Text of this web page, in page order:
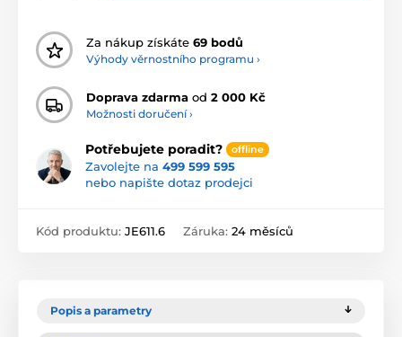
Za nákup získáte 69 bodů
Výhody věrnostního programu ›
Doprava zdarma od 2 000 Kč
Možnosti doručení ›
Potřebujete poradit? offline
Zavolejte na 499 599 595
nebo napište dotaz prodejci
Kód produktu: JE611.6 Záruka: 24 měsíců
Popis a parametry